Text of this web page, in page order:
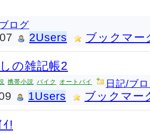
ログ
2Users ブックマー
の雑記帳2
携帯小説 バイク オートバイ 日記/ブ
1Users ブックマー
!